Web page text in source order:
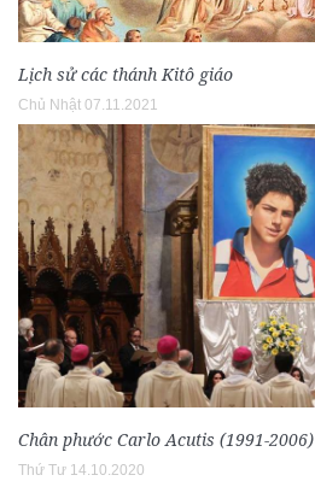
Lịch sử các thánh Kitô giáo
Chủ Nhật 07.11.2021
Chân phước Carlo Acutis (1991-2006)
Thứ Tư 14.10.2020